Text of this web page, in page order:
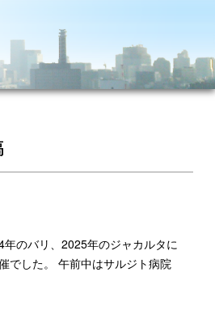
のバリ、2025年のジャカルタに
でした。 午前中はサルジト病院